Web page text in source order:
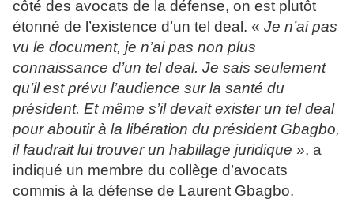
côté des avocats de la défense, on est plutôt
étonné de l’existence d’un tel deal. « Je n’ai pas
vu le document, je n’ai pas non plus
connaissance d’un tel deal. Je sais seulement
qu’il est prévu l’audience sur la santé du
président. Et même s’il devait exister un tel deal
pour aboutir à la libération du président Gbagbo,
il faudrait lui trouver un habillage juridique », a
indiqué un membre du collège d’avocats
commis à la défense de Laurent Gbagbo.